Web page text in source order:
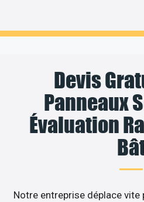
Devis
Panneaux
Évaluation
Notre entreprise déplace vite